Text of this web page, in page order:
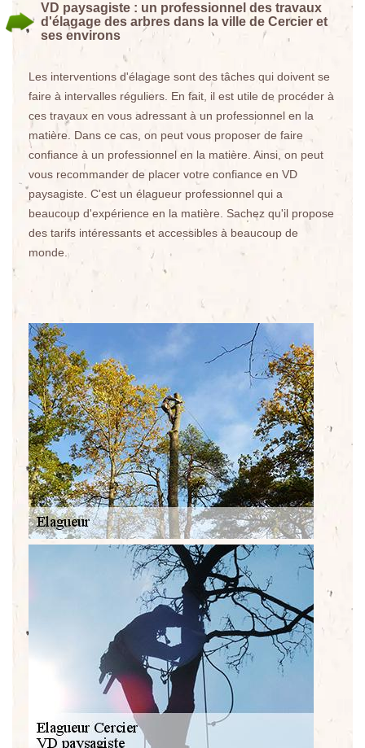
VD paysagiste : un professionnel des travaux
d'élagage des arbres dans la ville de Cercier et
ses environs
Les interventions d'élagage sont des tâches qui doivent se
faire à intervalles réguliers. En fait, il est utile de procéder à
ces travaux en vous adressant à un professionnel en la
matière. Dans ce cas, on peut vous proposer de faire
confiance à un professionnel en la matière. Ainsi, on peut
vous recommander de placer votre confiance en VD
paysagiste. C'est un élagueur professionnel qui a
beaucoup d'expérience en la matière. Sachez qu'il propose
des tarifs intéressants et accessibles à beaucoup de
monde.